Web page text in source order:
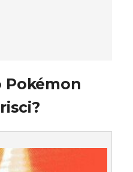
Pokémon